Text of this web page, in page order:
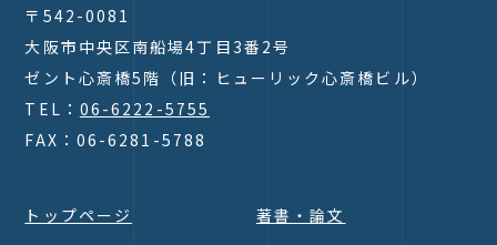
〒542-0081
大阪市中央区南船場4丁目3番2号
ゼント心斎橋5階（旧：ヒューリック心斎橋ビル）
TEL： 06-6222-5755
FAX：06-6281-5788
トップページ
著書・論文